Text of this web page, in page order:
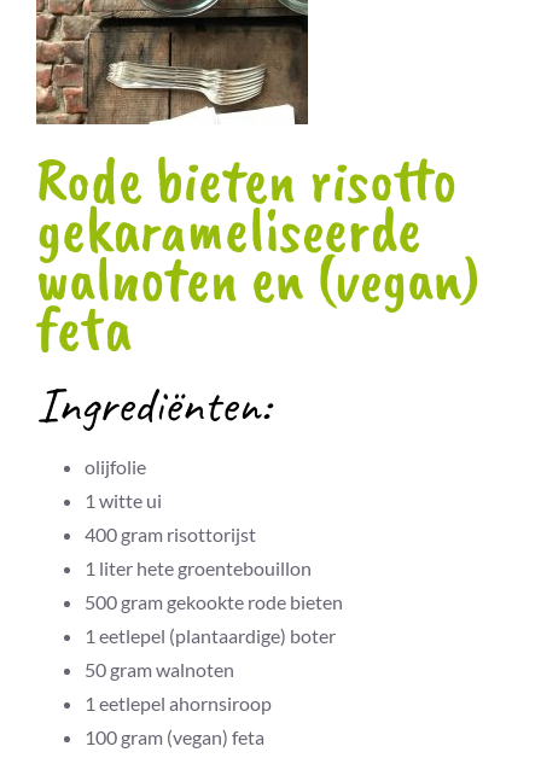
Rode bieten risotto
gekarameliseerde
walnoten en (vegan)
feta
Ingrediënten:
olijfolie
1 witte ui
400 gram risottorijst
1 liter hete groentebouillon
500 gram gekookte rode bieten
1 eetlepel (plantaardige) boter
50 gramwalnoten
1 eetlepel ahornsiroop
100 gram (vegan) feta